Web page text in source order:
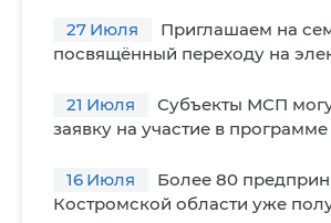
27 Июля
Приглашаем на
посвящённый переходу на
21 Июля
Субъекты МСП
заявку на участие в программе
16 Июля
Более 80
Костромской области уже